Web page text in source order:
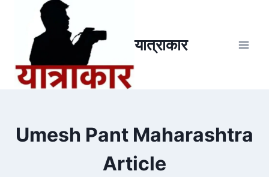
यात्राकार
Umesh Pant Maharashtra
Article